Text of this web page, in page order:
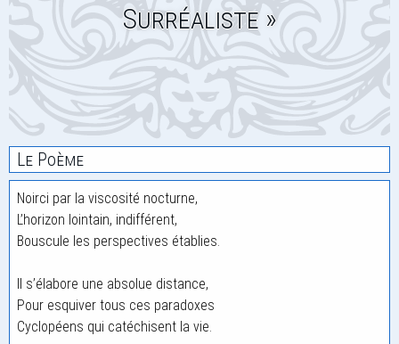
Surréaliste »
Le Poème
Noirci par la viscosité nocturne,
L’horizon lointain, indifférent,
Bouscule les perspectives établies.
Il s’élabore une absolue distance,
Pour esquiver tous ces paradoxes
Cyclopéens qui catéchisent la vie.